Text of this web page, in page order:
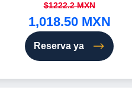
$1222.2 MXN
1,018.50 MXN
Reserva ya